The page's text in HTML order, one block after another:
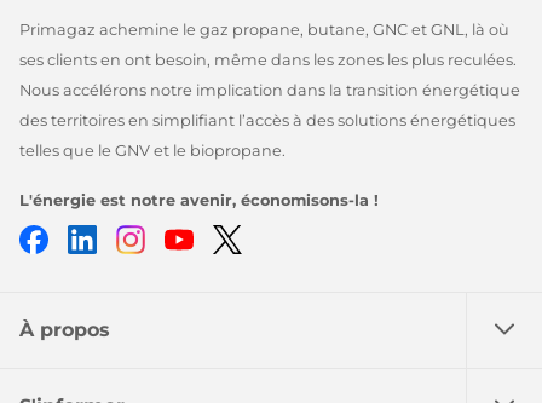
Primagaz achemine le gaz propane, butane, GNC et GNL, là où
ses clients en ont besoin, même dans les zones les plus reculées.
Nous accélérons notre implication dans la transition énergétique
des territoires en simplifiant l’accès à des solutions énergétiques
telles que le GNV et le biopropane.
L'énergie est notre avenir, économisons-la !
FacebookLinkedInInstagram
Youtube
À propos